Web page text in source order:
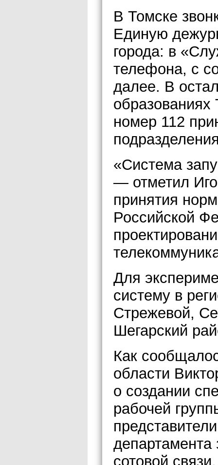
В Томске
Единую
города: в
телефона, с
далее. В
образованиях
номер 112
«Система
— отметил
принятия
Российской
Для
систему в
Стрежевой,
Шегарский
Как
области
о создании
рабочей
департамента
сотовой